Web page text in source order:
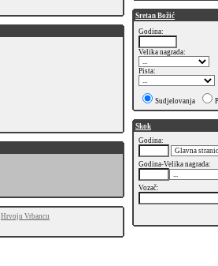
Hrvoju Vrbancu
Sretan Božić
Godina:
Velika nagrada:
Pista:
Sudjelovanja
Skok
Godina:
Godina-Velika nagrada:
Vozač: